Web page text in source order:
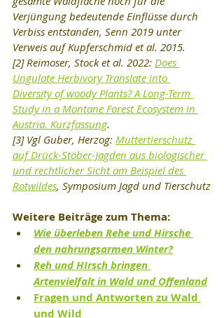
Verjüngung bedeutende Einflüsse durch
Verbiss entstanden, Senn 2019 unter
Verweis auf Kupferschmid et al. 2015.
[2] Reimoser, Stock et al. 2022: Does
Ungulate Herbivory Translate into
Diversity of woody Plants? A Long-Term
Study in a Montane Forest Ecosystem in
Austria. Kurzfassung.
[3] Vgl Guber, Herzog: Muttertierschutz
auf Drück-Stöber-Jagden aus biologischer
und rechtlicher Sicht am Beispiel des
Rotwildes, Symposium Jagd und Tierschutz
Weitere Beiträge zum Thema:
Wie überleben Rehe und Hirsche
den nahrungsarmen Winter?
Reh und HIrsch bringen
Artenvielfalt in Wald und Offenland
Fragen und Antworten zu Wald
und Wild